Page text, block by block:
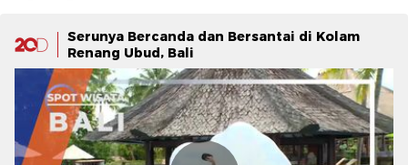
Serunya Bercanda dan Bersantai di Kolam
Renang Ubud, Bali